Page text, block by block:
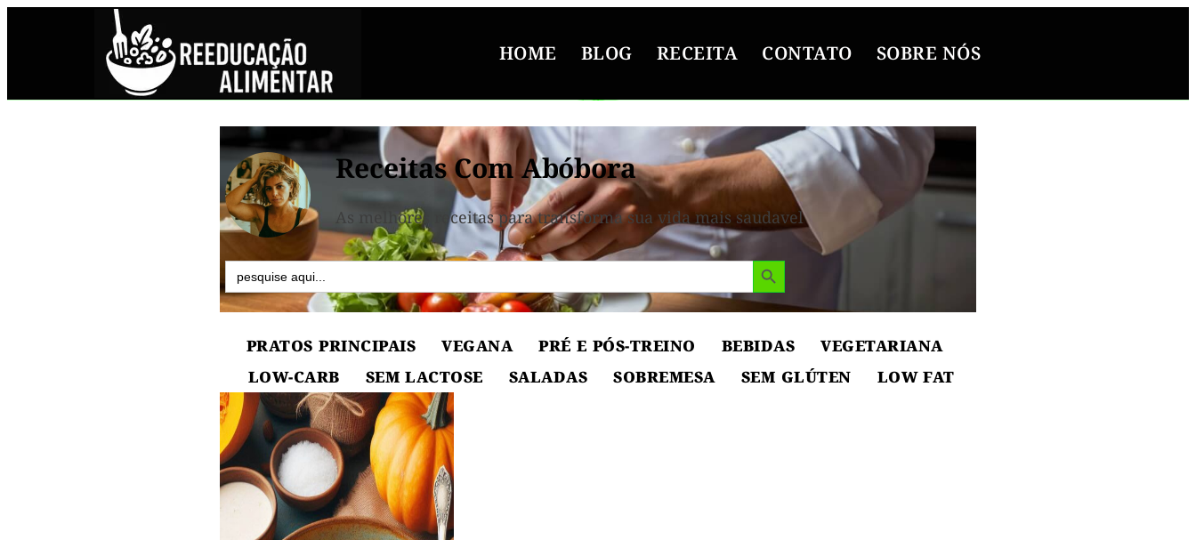
HOME BLOG RECEITA CONTATO SOBRE NÓS
Receitas Com Abóbora
As melhores receitas para transforma sua vida mais saudavel
Search
for:
Search Button
PRATOS PRINCIPAIS VEGANA PRÉ E PÓS-TREINO BEBIDAS
VEGETARIANA
LOW-CARB
SEM LACTOSE SALADAS SOBREMESA SEM GLÚTEN LOW FAT